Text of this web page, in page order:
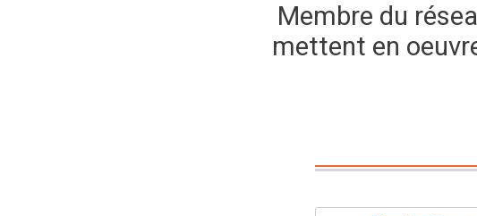
Membre du
mettent en